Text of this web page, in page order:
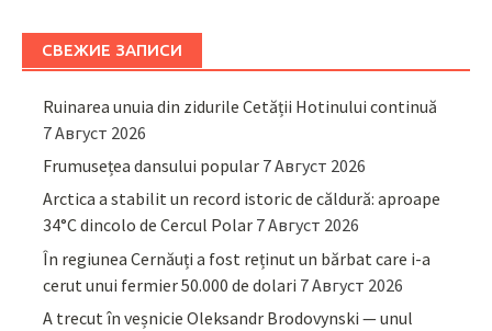
СВЕЖИЕ ЗАПИСИ
Ruinarea unuia din zidurile Cetății Hotinului continuă
7 Август 2026
Frumusețea dansului popular 7 Август 2026
Arctica a stabilit un record istoric de căldură: aproape
34°C dincolo de Cercul Polar 7 Август 2026
În regiunea Cernăuți a fost reținut un bărbat care i-a
cerut unui fermier 50.000 de dolari 7 Август 2026
A trecut în veșnicie Oleksandr Brodovynski — unul